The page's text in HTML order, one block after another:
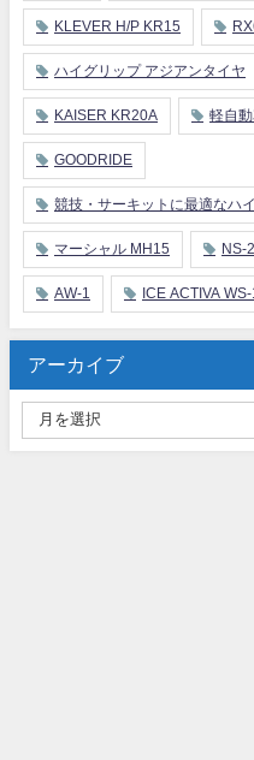
KLEVER H/P KR15
ハイグリップ アジアンタイヤ
KAISER KR20A 軽自
GOODRIDE
競技・サーキットに最適なハ
マーシャル MH15 NS-
AW-1 ICE ACTIVA WS-1
アーカイブ